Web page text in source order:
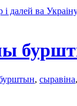
далей ва
, сыравіна,